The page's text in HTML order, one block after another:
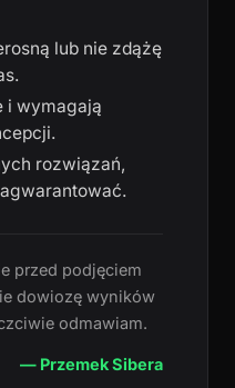
lub nie zdążę
i wymagają
rozwiązań,
przed podjęciem
dowiozę wyników
odmawiam.
— Przemek Sibera